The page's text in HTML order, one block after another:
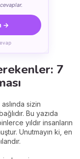
→
7
sizin
Bu yazıda
yıldır insanların
Unutmayın ki, en